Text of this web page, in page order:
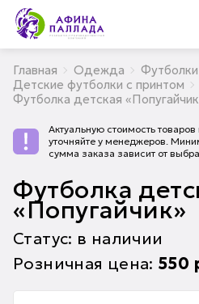
Главная Одежда
Детские футболки с принтом
Футболка детская
Актуальную стоимость товаров
уточняйте у менеджеров.
сумма заказа зависит от
Футболка
«Попугайчик»
Статус: в наличии
Розничная цена: 550